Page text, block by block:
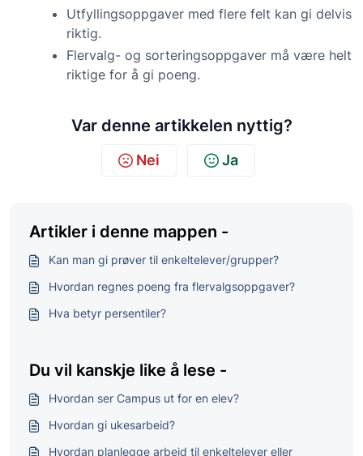
Utfyllingsoppgaver med flere felt kan gi delvis
riktig.
Flervalg- og sorteringsoppgaver må være helt
riktige for å gi poeng.
Var denne artikkelen nyttig?
Nei Ja
Artikler i denne mappen -
Kan man gi prøver til enkeltelever/grupper?
Hvordan regnes poeng fra flervalgsoppgaver?
Hva betyr persentiler?
Du vil kanskje like å lese -
Hvordan ser Campus ut for en elev?
Hvordan gi ukesarbeid?
Hvordan planlegge arbeid til enkeltelever eller